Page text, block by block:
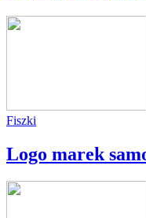
Fiszki
Logo marek